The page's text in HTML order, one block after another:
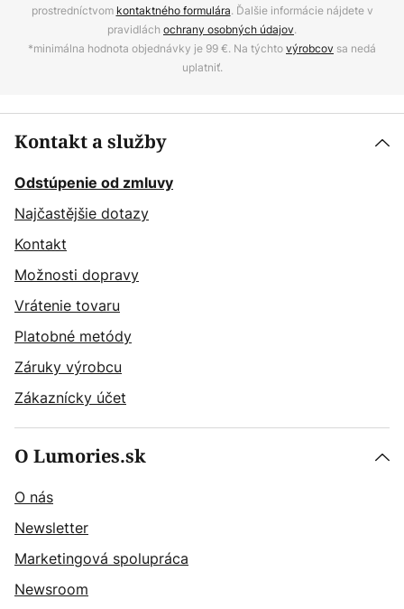
prostredníctvom kontaktného formulára. Ďalšie informácie nájdete v
pravidlách ochrany osobných údajov.
*minimálna hodnota objednávky je 99 €. Na týchtovýrobcov sa nedá
uplatniť.
Kontakt a služby
Odstúpenie od zmluvy
Najčastějšie dotazy
Kontakt
Možnosti dopravy
Vrátenie tovaru
Platobné metódy
Záruky výrobcu
Zákaznícky účet
O Lumories.sk
O nás
Newsletter
Marketingová spolupráca
Newsroom